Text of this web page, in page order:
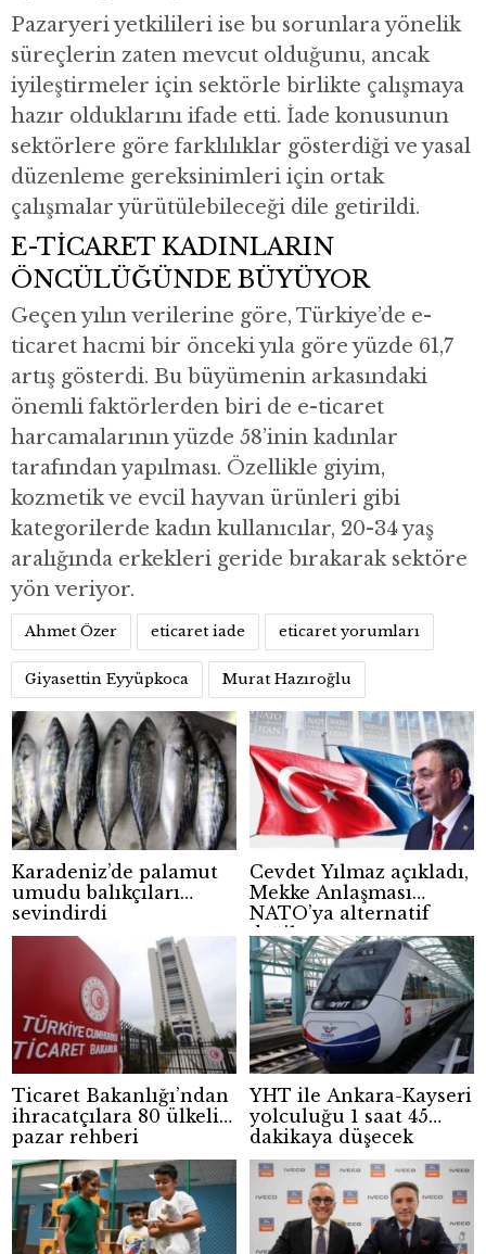
Pazaryeri yetkilileri ise bu sorunlara yönelik
süreçlerin zaten mevcut olduğunu, ancak
iyileştirmeler için sektörle birlikte çalışmaya
hazır olduklarını ifade etti. İade konusunun
sektörlere göre farklılıklar gösterdiği ve yasal
düzenleme gereksinimleri için ortak
çalışmalar yürütülebileceği dile getirildi.
E-TİCARET KADINLARIN
ÖNCÜLÜĞÜNDE BÜYÜYOR
Geçen yılın verilerine göre, Türkiye’de e-
ticaret hacmi bir önceki yıla göre yüzde 61,7
artış gösterdi. Bu büyümenin arkasındaki
önemli faktörlerden biri de e-ticaret
harcamalarının yüzde 58’inin kadınlar
tarafından yapılması. Özellikle giyim,
kozmetik ve evcil hayvan ürünleri gibi
kategorilerde kadın kullanıcılar, 20-34 yaş
aralığında erkekleri geride bırakarak sektöre
yön veriyor.
Ahmet Özer eticaret iade eticaret yorumları
Giyasettin Eyyüpkoca Murat Hazıroğlu
Karadeniz’de palamut
umudu balıkçıları
sevindirdi
Cevdet Yılmaz açıkladı,
Mekke Anlaşması
NATO’ya alternatif
değil
Ticaret Bakanlığı’ndan
ihracatçılara 80 ülkelik
pazar rehberi
YHT ile Ankara-Kayseri
yolculuğu 1 saat 45
dakikaya düşecek